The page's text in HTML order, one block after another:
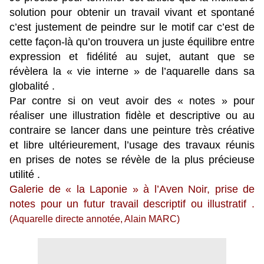
solution pour obtenir un travail vivant et spontané
c’est justement de peindre sur le motif car c’est de
cette façon-là qu’on trouvera un juste équilibre entre
expression et fidélité au sujet, autant que se
révèlera la « vie interne » de l’aquarelle dans sa
globalité .
Par contre si on veut avoir des « notes » pour
réaliser une illustration fidèle et descriptive ou au
contraire se lancer dans une peinture très créative
et libre ultérieurement, l’usage des travaux réunis
en prises de notes se révèle de la plus précieuse
utilité .
Galerie de « la Laponie » à l’Aven Noir, prise de
notes pour un futur travail descriptif ou illustratif .
(Aquarelle directe annotée, Alain MARC)